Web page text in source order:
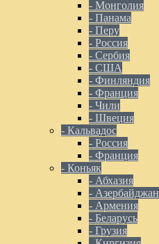
- Монголия
- Панама
- Перу
- Россия
- Сербия
- США
- Финляндия
- Франция
- Чили
- Швеция
- Кальвадос
- Россия
- Франция
- Коньяк
- Абхазия
- Азербайджан
- Армения
- Беларусь
- Грузия